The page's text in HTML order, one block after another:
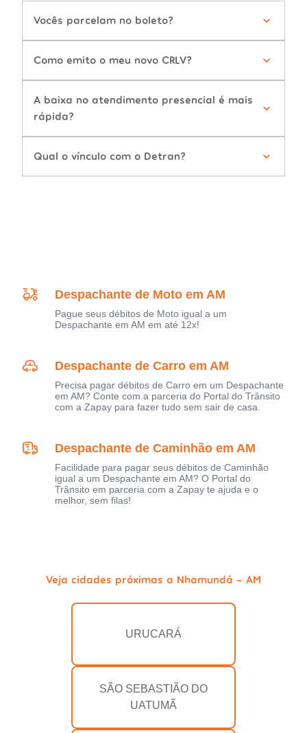
Vocês parcelam no boleto?
Como emito o meu novo CRLV?
A baixa no atendimento presencial é mais
rápida?
Qual o vínculo com o Detran?
Despachante de Moto em AM
Pague seus débitos de Moto igual a um
Despachante em AM em até 12x!
Despachante de Carro em AM
Precisa pagar débitos de Carro em um Despachante
em AM? Conte com a parceria do Portal do Trânsito
com a Zapay para fazer tudo sem sair de casa.
Despachante de Caminhão em AM
Facilidade para pagar seus débitos de Caminhão
igual a um Despachante em AM? O Portal do
Trânsito em parceria com a Zapay te ajuda e o
melhor, sem filas!
Veja cidades próximas a Nhamundá - AM
URUCARÁ
SÃO SEBASTIÃO DO
UATUMÃ